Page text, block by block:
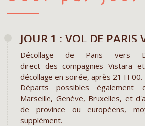
JOUR 1 : VOL DE PARIS
Décollage de Paris vers
direct des compagnies Vistara
décollage en soirée, après 21 H 00.
Départs possibles également
Marseille, Genève, Bruxelles, et
de province ou européens,
supplément.